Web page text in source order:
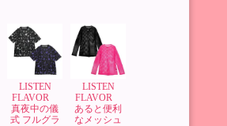
LISTEN
FLAVOR
真夜中の儀
式 フルグラ
LISTEN
FLAVOR
あると便利
なメッシュ